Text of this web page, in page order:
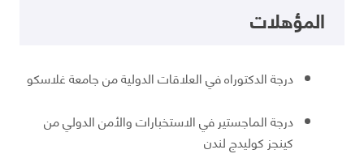
المؤهلات
درجة الدكتوراه في العلاقات الدولية من جامعة غلاسكو
درجة الماجستير في الاستخبارات والأمن الدولي من
كينجز كوليدج لندن